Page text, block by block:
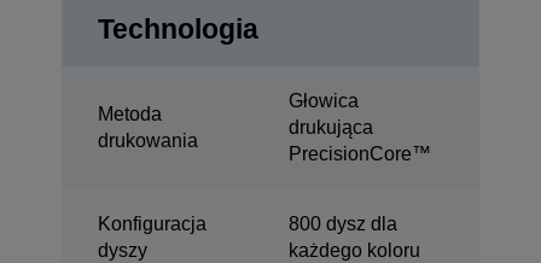
Technologia
Metoda
drukowania
Głowica
drukująca
PrecisionCore™
Konfiguracja
dyszy
800 dysz dla
każdego koloru